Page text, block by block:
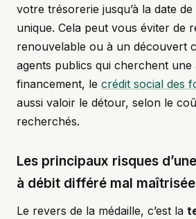
votre trésorerie jusqu’à la date
unique. Cela peut vous éviter de
renouvelable ou à un découvert
agents publics qui cherchent une
financement, le crédit social des
aussi valoir le détour, selon le
recherchés.
Les principaux risques
à débit différé mal maîtrisée
Le revers de la médaille, c’est la